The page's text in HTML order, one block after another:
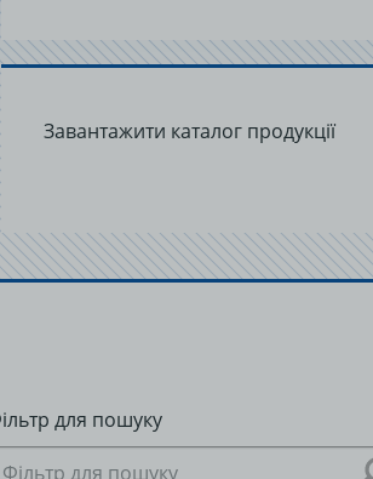
Завантажити каталог продукції
для пошуку